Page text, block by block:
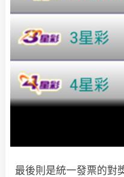
最後則是統一發票的對